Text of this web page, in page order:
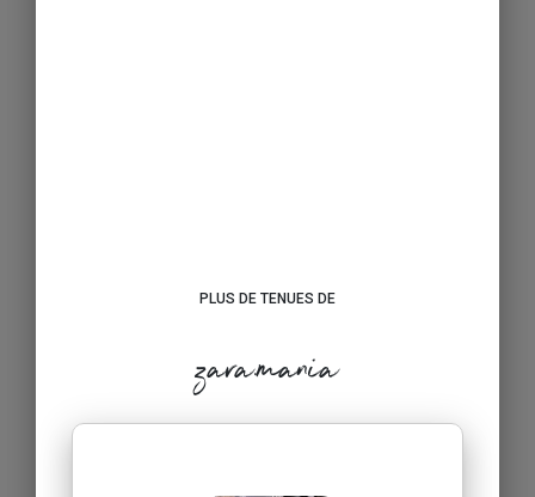
PLUS DE TENUES DE
zara.mania